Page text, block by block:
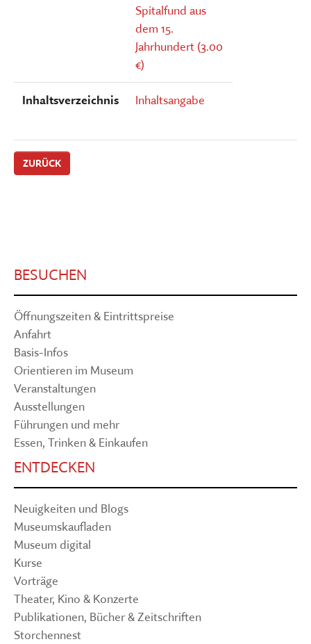
Spitalfund aus
dem 15.
Jahrhundert (3.00
€)
Inhaltsverzeichnis Inhaltsangabe
ZURÜCK
BESUCHEN
Öffnungszeiten & Eintrittspreise
Anfahrt
Basis-Infos
Orientieren im Museum
Veranstaltungen
Ausstellungen
Führungen und mehr
Essen, Trinken & Einkaufen
ENTDECKEN
Neuigkeiten und Blogs
Museumskaufladen
Museum digital
Kurse
Vorträge
Theater, Kino & Konzerte
Publikationen, Bücher & Zeitschriften
Storchennest